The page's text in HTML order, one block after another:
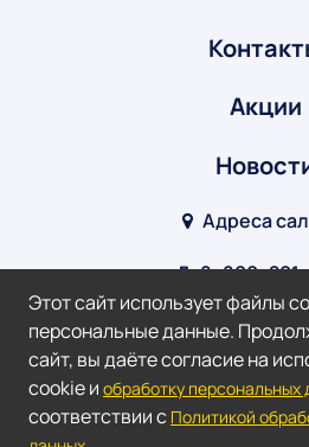
Акции
Адреса
Мы в соц.
Этот сайт использует файлы
персональные данные.
сайт, вы даёте согласие на
cookie и обработку персональных
соответствии с Политикой